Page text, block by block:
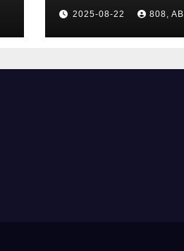
2025-08-22 808, AB